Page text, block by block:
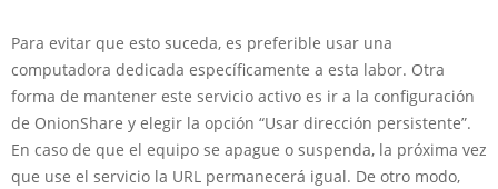
Para evitar que esto suceda, es preferible usar una
computadora dedicada específicamente a esta labor. Otra
forma de mantener este servicio activo es ir a la configuración
de OnionShare y elegir la opción “Usar dirección persistente”.
En caso de que el equipo se apague o suspenda, la próxima vez
que use el servicio la URL permanecerá igual. De otro modo,